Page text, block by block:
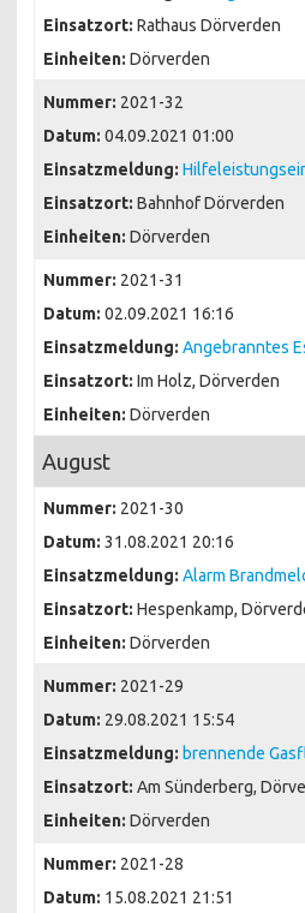
Einsatzort: Rathaus Dörverden
Einheiten: Dörverden
Nummer: 2021-32
Datum: 04.09.2021 01:00
Einsatzmeldung:
Einsatzort: Bahnhof Dörverden
Einheiten: Dörverden
Nummer: 2021-31
Datum: 02.09.2021 16:16
Einsatzmeldung: Angebranntes
Einsatzort: Im Holz, Dörverden
Einheiten: Dörverden
August
Nummer: 2021-30
Datum: 31.08.2021 20:16
Einsatzmeldung: Alarm
Einsatzort: Hespenkamp,
Einheiten: Dörverden
Nummer: 2021-29
Datum: 29.08.2021 15:54
Einsatzmeldung: brennende
Einsatzort: Am Sünderberg,
Einheiten: Dörverden
Nummer: 2021-28
Datum: 15.08.2021 21:51